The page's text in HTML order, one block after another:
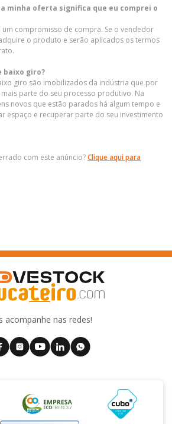
minha oferta significa que eu comprei o
um compromisso de compra. Se o vendedor
o produto e serão aplicados os termos
baixo giro?
giro são imobilizados da indústria que por
parte do seu processo produtivo. Na
novos que estão parados há algum tempo e
espaço e recuperar parte do seu investimento
com este anúncio?Clique aqui para
acompanhe nas redes!